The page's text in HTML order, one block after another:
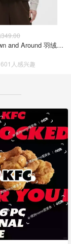
lululemon Down and Around 羽绒夹克
601人感兴趣